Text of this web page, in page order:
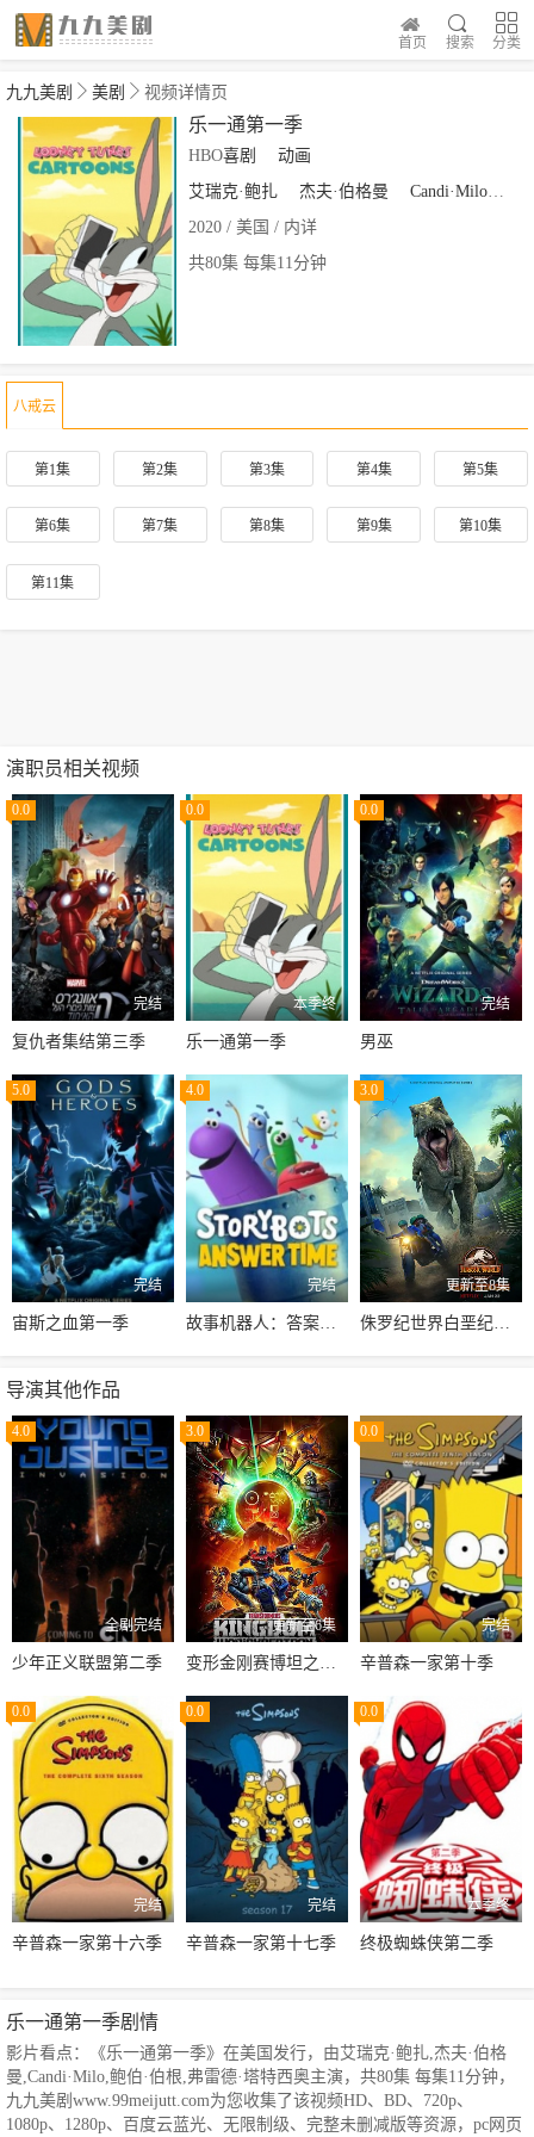
分类
搜索
首页
九九美剧 美剧 视频详情页
乐一通第一季
HBO喜剧
动画
艾瑞克·鲍扎
杰夫·伯格曼 Candi·Milo
2020 / 美国 / 内详
共80集 每集11分钟
八戒云
第1集 第2集 第3集 第4集 第5集
第6集 第7集 第8集 第9集 第10集
第11集
演职员相关视频
0.0
完结
复仇者集结第三季
0.0
本季终
乐一通第一季
0.0
完结
男巫
5.0
完结
宙斯之血第一季
4.0
完结
故事机器人：答案时刻
3.0
更新至8集
侏罗纪世界白垩纪营地第二季
导演其他作品
4.0
全剧完结
少年正义联盟第二季
3.0
更新至6集
变形金刚赛博坦之战第三季
0.0
完结
辛普森一家第十季
0.0
完结
辛普森一家第十六季
0.0
完结
辛普森一家第十七季
0.0
本季终
终极蜘蛛侠第二季
乐一通第一季剧情
影片看点：《乐一通第一季》在美国发行，由艾瑞克·鲍扎,杰夫·伯格
曼,Candi·Milo,鲍伯·伯根,弗雷德·塔特西奥主演，共80集 每集11分钟，
九九美剧www.99meijutt.com为您收集了该视频HD、BD、720p、
1080p、1280p、百度云蓝光、无限制级、完整未删减版等资源，pc网页